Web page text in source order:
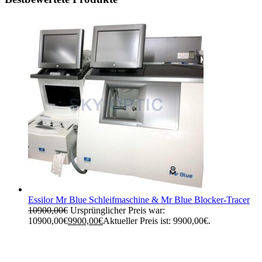
Essilor Mr Blue Schleifmaschine & Mr Blue Blocker-Tracer
10900,00€ Ursprünglicher Preis war:
10900,00€9900,00€Aktueller Preis ist: 9900,00€.